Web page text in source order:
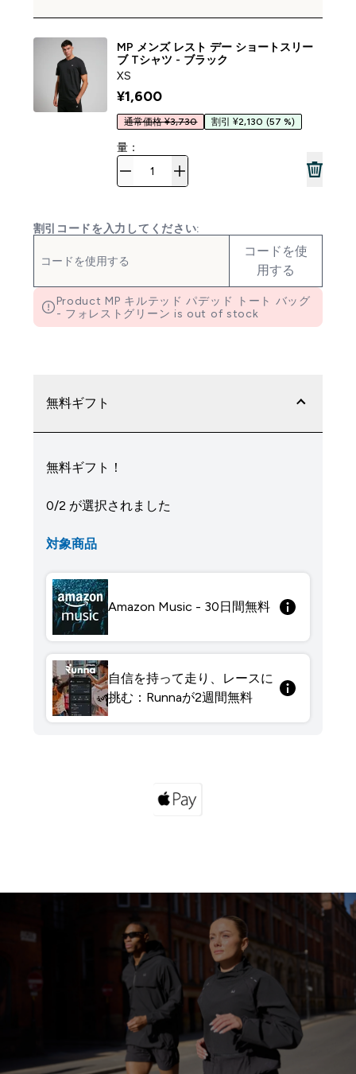
MP メンズ レスト デー ショートスリー
ブ Tシャツ - ブラック
XS
¥1,600‎
通常価格 ¥3,730 割引 ¥2,130 (57 %)
量：
割引コードを入力してください:
コードを使
用する
Product MP キルテッド パデッド トート バッグ
- フォレストグリーン is out of stock
無料ギフト
無料ギフト！
0/2 が選択されました
対象商品
Amazon Music - 30日間無料
自信を持って走り、レースに
挑む：Runnaが2週間無料